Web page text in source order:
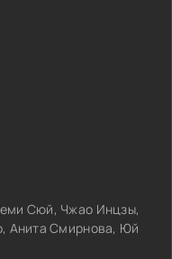
Сюй, Чжао Инцзы,
Анита Смирнова, Юй